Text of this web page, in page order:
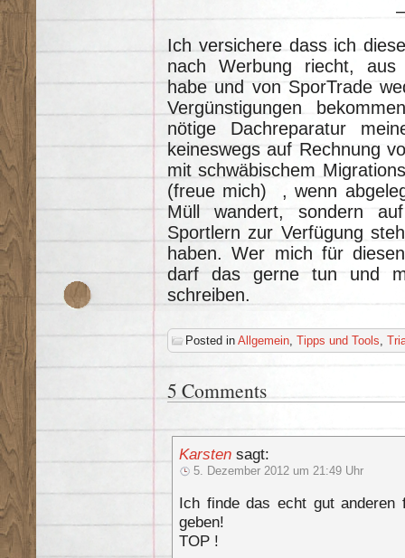
Ich versichere dass ich
nach Werbung riecht, aus
habe und von SporTrade
Vergünstigungen
nötige Dachreparatur
keineswegs auf Rechnung
mit schwäbischem
(freue mich) , wenn
Müll wandert, sondern
Sportlern zur Verfügung
haben. Wer mich für
darf das gerne tun und
schreiben.
Posted in Allgemein, Tipps und Tools,
5 Comments
Karsten sagt:
5. Dezember 2012 um 21:49 Uhr
Ich finde das echt gut
geben!
TOP !